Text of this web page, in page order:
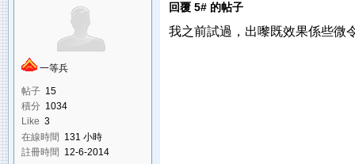
一等兵
帖子 15
積分 1034
Like 3
在線時間 131 小時
註冊時間 12-6-2014
回覆 5# 的帖子
我之前試過，出嚟既效果係些微